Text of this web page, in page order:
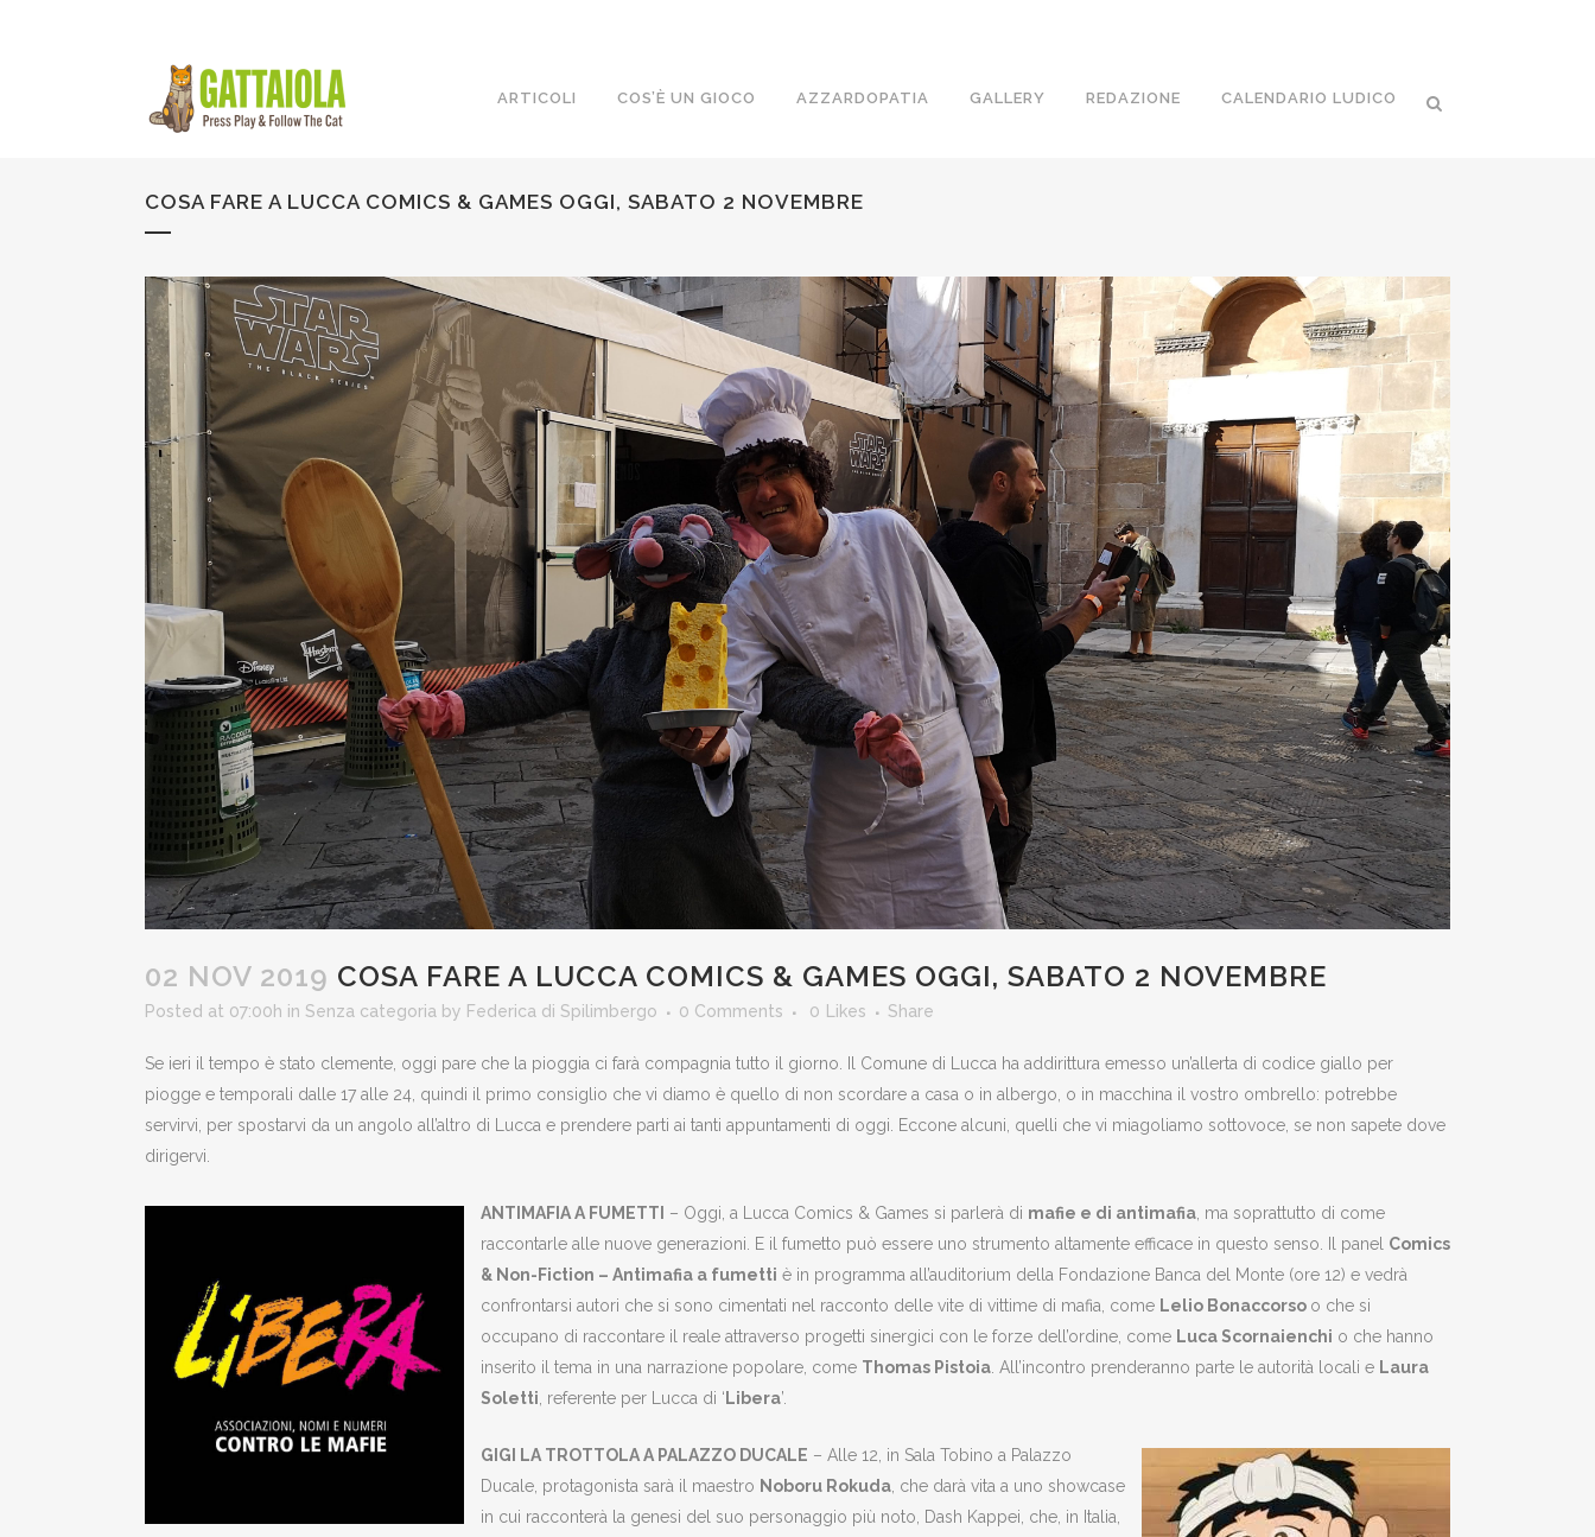
ARTICOLI COS’È UN GIOCO AZZARDOPATIA GALLERY REDAZIONE CALENDARIO LUDICO
COSA FARE A LUCCA COMICS & GAMES OGGI, SABATO 2 NOVEMBRE
02 NOV 2019 COSA FARE A LUCCA COMICS & GAMES OGGI, SABATO 2 NOVEMBRE
Posted at 07:00h in Senza categoria by Federica di Spilimbergo 0 Comments 0 Likes Share
Se ieri il tempo è stato clemente, oggi pare che la pioggia ci farà compagnia tutto il giorno. Il Comune di Lucca ha addirittura emesso un’allerta di codice giallo per
piogge e temporali dalle 17 alle 24, quindi il primo consiglio che vi diamo è quello di non scordare a casa o in albergo, o in macchina il vostro ombrello: potrebbe
servirvi, per spostarvi da un angolo all’altro di Lucca e prendere parti ai tanti appuntamenti di oggi. Eccone alcuni, quelli che vi miagoliamo sottovoce, se non sapete dove
dirigervi.
ANTIMAFIA A FUMETTI – Oggi, a Lucca Comics & Games si parlerà di mafie e di antimafia , ma soprattutto di come
raccontarle alle nuove generazioni. E il fumetto può essere uno strumento altamente efficace in questo senso. Il panel Comics
& Non-Fiction – Antimafia a fumetti è in programma all’auditorium della Fondazione Banca del Monte (ore 12) e vedrà
confrontarsi autori che si sono cimentati nel racconto delle vite di vittime di mafia, come Lelio Bonaccorso o che si
occupano di raccontare il reale attraverso progetti sinergici con le forze dell’ordine, come Luca Scornaienchi o che hanno
inserito il tema in una narrazione popolare, come Thomas Pistoia . All’incontro prenderanno parte le autorità locali e Laura
Soletti , referente per Lucca di ‘ Libera’.
GIGI LA TROTTOLA A PALAZZO DUCALE – Alle 12, in Sala Tobino a Palazzo
Ducale, protagonista sarà il maestro Noboru Rokuda , che darà vita a uno showcase
in cui racconterà la genesi del suo personaggio più noto, Dash Kappei, che, in Italia,